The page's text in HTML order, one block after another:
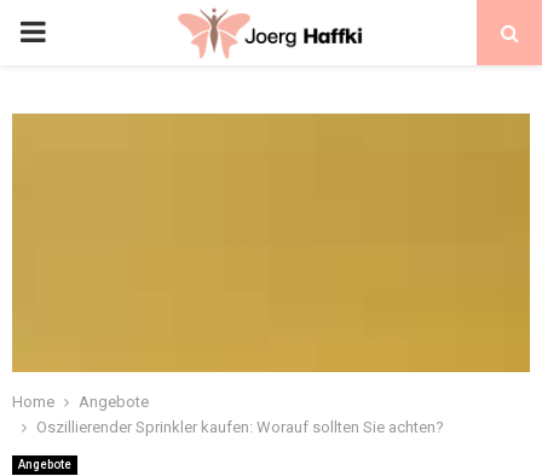
Home
Angebote
Oszillierender Sprinkler kaufen: Worauf sollten Sie achten?
Angebote